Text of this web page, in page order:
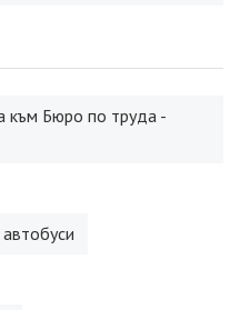
към Бюро по труда -